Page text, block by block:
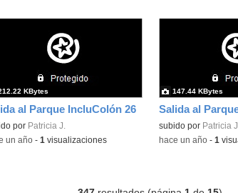
al Parque IncluColón 26
por Patricia J.
KBytes
un año- 1 visualizaciones
Salida al
subido por Patricia
147.44 KBytes
-hace un año- 1